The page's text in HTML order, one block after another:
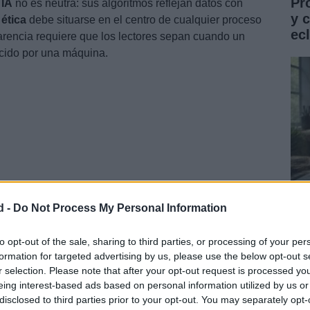
- Do Not Process My Personal Information
opt-out of the sale, sharing to third parties, or processing of your
for targeted advertising by us, please use the below opt-out
selection. Please note that after your opt-out request is processed
interest-based ads based on personal information utilized by us
to third parties prior to your opt-out. You may separately
IA no es neutra: sus algoritmos reflejan datos con
ética debe situarse en el centro de cualquier proceso
requiere que los lectores sepan cuando un
por una máquina.
redacciones pueden implementar una etiqueta
de una breve explicación sobre la capacidad y el
aunque trivial, transmite profesionalismo y evita la
y